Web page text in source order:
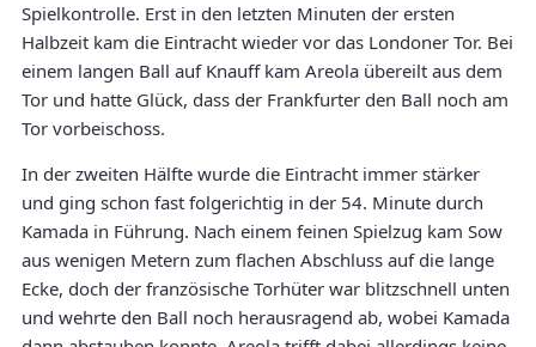
Spielkontrolle. Erst in den letzten Minuten der ersten
Halbzeit kam die Eintracht wieder vor das Londoner Tor. Bei
einem langen Ball auf Knauff kam Areola übereilt aus dem
Tor und hatte Glück, dass der Frankfurter den Ball noch am
Tor vorbeischoss.
In der zweiten Hälfte wurde die Eintracht immer stärker
und ging schon fast folgerichtig in der 54. Minute durch
Kamada in Führung. Nach einem feinen Spielzug kam Sow
aus wenigen Metern zum flachen Abschluss auf die lange
Ecke, doch der französische Torhüter war blitzschnell unten
und wehrte den Ball noch herausragend ab, wobei Kamada